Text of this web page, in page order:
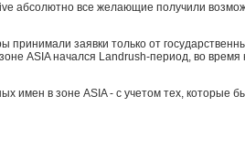
абсолютно все желающие получили
заявки только от
ASIA начался Landrush-период, во
в зоне ASIA - с учетом тех, которые